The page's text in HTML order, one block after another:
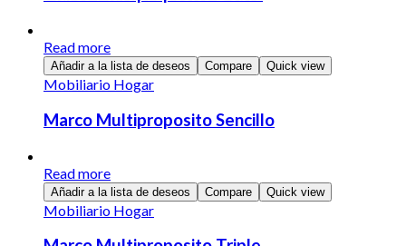
Read more
Añadir a la lista de deseos Compare Quick view
Mobiliario Hogar
Marco Multiproposito Sencillo
Read more
Añadir a la lista de deseos Compare Quick view
Mobiliario Hogar